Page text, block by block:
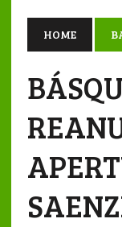
HOME